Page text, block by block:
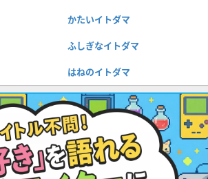
かたいイトダマ
ふしぎなイトダマ
はねのイトダマ